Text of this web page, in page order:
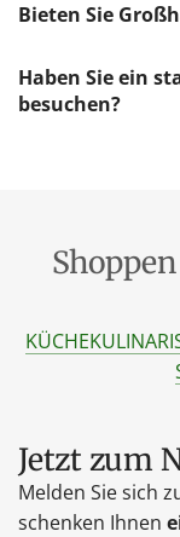
Bieten Sie
Haben Sie ein
besuchen?
KÜCHE
Jetzt zum
Melden Sie sich
schenken Ihnen